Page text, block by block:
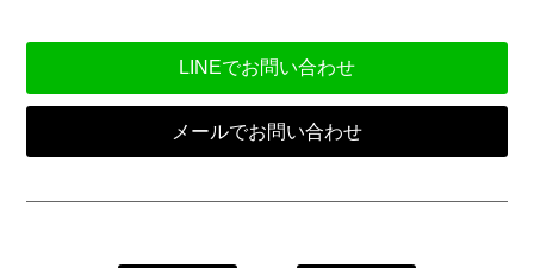
LINEでお問い合わせ
メールでお問い合わせ